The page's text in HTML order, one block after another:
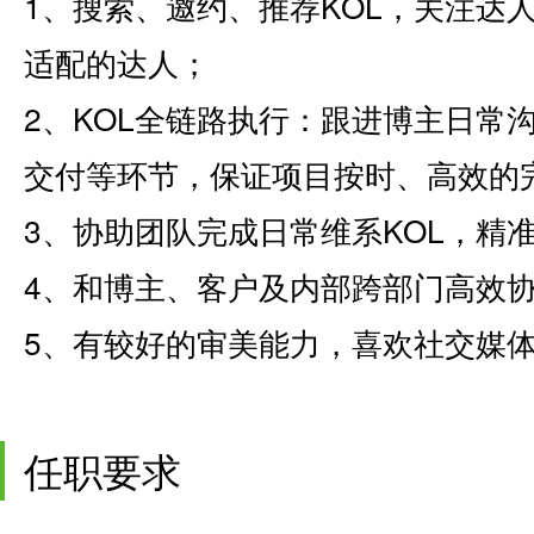
适配的达人；
2、KOL全链路执行：跟进博主日常
交付等环节，保证项目按时、高效的
3、协助团队完成日常维系KOL，精
4、和博主、客户及内部跨部门高效
5、有较好的审美能力，喜欢社交媒
任职要求